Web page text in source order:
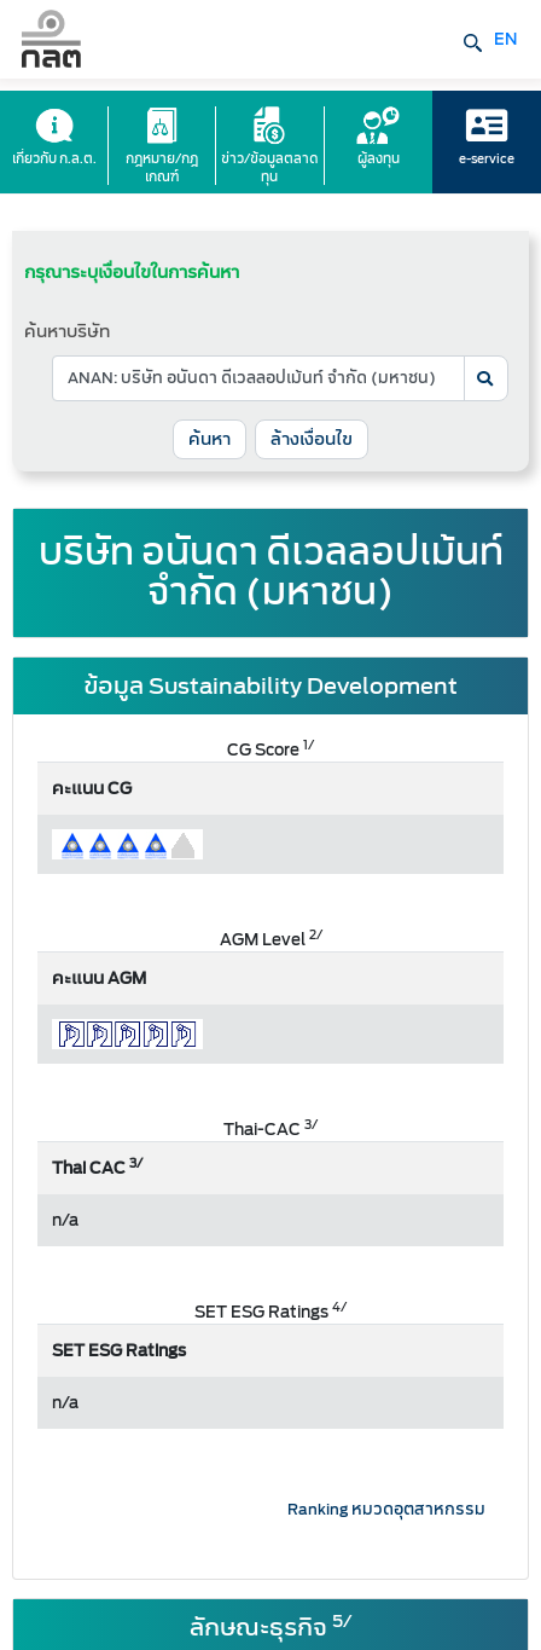
EN
เกี่ยวกับ ก.ล.ต.
กฎหมาย/กฎ
เกณฑ์
ข่าว/ข้อมูลตลาด
ทุน
ผู้ลงทุน e-service
กรุณาระบุเงื่อนไขในการค้นหา
ค้นหาบริษัท
ล้างเงื่อนไข
บริษัท อนันดา ดีเวลลอปเม้นท์
จำกัด (มหาชน)
ข้อมูล Sustainability Development
CG Score1/
คะแนน CG
AGM Level2/
คะแนน AGM
Thai-CAC 3/
Thai CAC3/
n/a
SET ESG Ratings4/
SET ESG Ratings
n/a
Ranking หมวดอุตสาหกรรม
ลักษณะธุรกิจ 5/